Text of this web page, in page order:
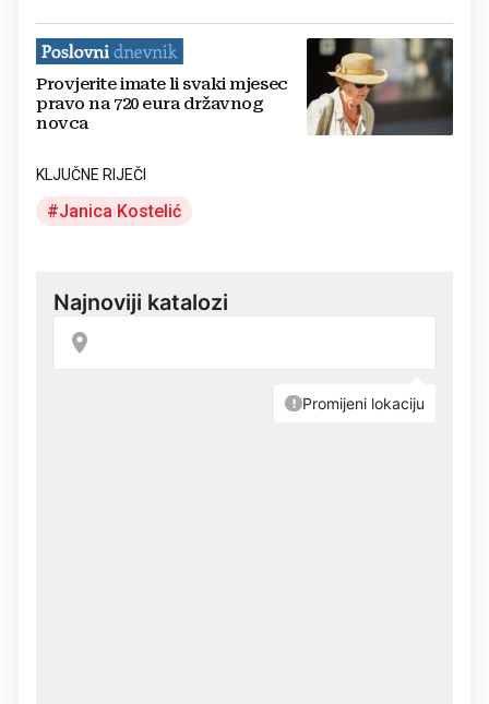
Provjerite imate li svaki mjesec
pravo na 720 eura državnog
novca
KLJUČNE RIJEČI
Janica Kostelić